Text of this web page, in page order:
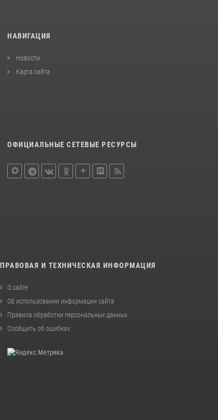
НАВИГАЦИЯ
Новости
Карта сайта
ОФИЦИАЛЬНЫЕ СЕТЕВЫЕ РЕСУРСЫ
ПРАВОВАЯ И ТЕХНИЧЕСКАЯ ИНФОРМАЦИЯ
О сайте
Об использовании информации сайта
Правила обработки персональных данных
Сообщить об ошибках